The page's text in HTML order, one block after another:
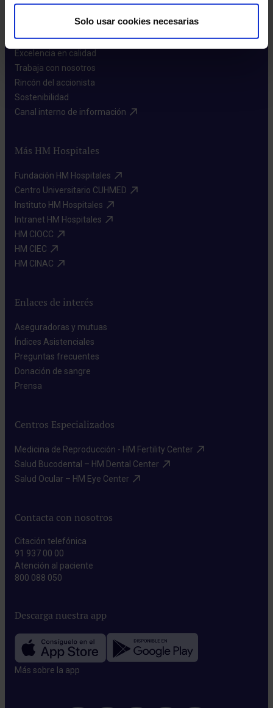
Solo usar cookies necesarias
Quiénes somos​
Excelencia en calidad​
Trabaja con nosotros​
Rincón del accionista​
Sostenibilidad​
Canal interno de información​
Más HM Hospitales
Fundación HM Hospitales​
Centro Universitario CUHMED​
Instituto HM Hospitales​
Intranet HM Hospitales​
HM CIOCC​
HM CIEC​
HM CINAC​
Enlaces de interés
Aseguradoras y mutuas​
Índices Asistenciales​
Preguntas frecuentes​
Donación de sangre​
Prensa​
Centros Especializados
Medicina de Reproducción - HM Fertility Center​
Salud Bucodental – HM Dental Center​
Salud Ocular – HM Eye Center​
Contacta con nosotros
Citación telefónica
91 937 00 00
Atención al paciente
800 088 050
Descarga nuestra app
Más sobre la app​